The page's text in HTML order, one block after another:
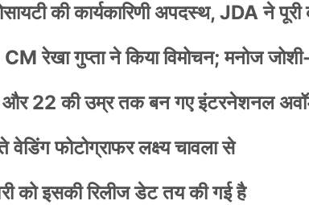
की कार्यकारिणी अपदस्थ, JDA ने पूरी
CM रेखा गुप्ता ने किया विमोचन; मनोज
22 की उम्र तक बन गए इंटरनेशनल
वेडिंग फोटोग्राफर लक्ष्य चावला से
को इसकी रिलीज डेट तय की गई है